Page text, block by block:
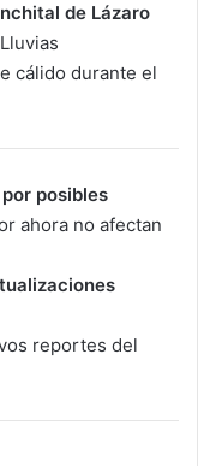
de Lázaro
Lluvias
cálido durante el
posibles
ahora no afectan
reportes del